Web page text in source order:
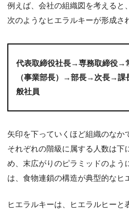
例えば、会社の組織図を考えると
次のようなヒエラルキーが形成さ
代表取締役社長→専務取締役→
（事業部長）→部長→次長→
般社員
矢印を下っていくほど組織のなか
それぞれの階級に属する人数は下
め、末広がりのピラミッドのよう
は、食物連鎖の構造が典型的なヒ
ヒエラルキーは、ヒエラルヒーと